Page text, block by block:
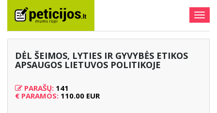
DĖL ŠEIMOS, LYTIES IR GYVYBĖS ETIKOS
APSAUGOS LIETUVOS POLITIKOJE
PARAŠŲ: 141
€ PARAMOS: 110.00 EUR